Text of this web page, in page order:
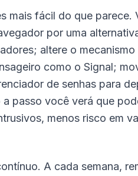
mais fácil do que
por uma
altere o
como o Signal;
de senhas para
passo você verá que
menos risco em
A cada semana,